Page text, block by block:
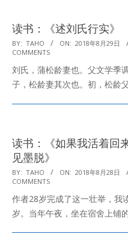
读书：《述刘氏行实》
2018-
08-
29
BY: TAHO ON: 2018年8月29日
COMMENTS
刘氏，蒲松龄妻也。父文学季
子，松龄妻其次也。初，松龄
读书：《如果我活着回
见墨脱》
2018-
08-
28
BY: TAHO ON: 2018年8月28日
COMMENTS
作者28岁完成了这一壮举，我
岁。当年午夜，坐在宿舍上铺